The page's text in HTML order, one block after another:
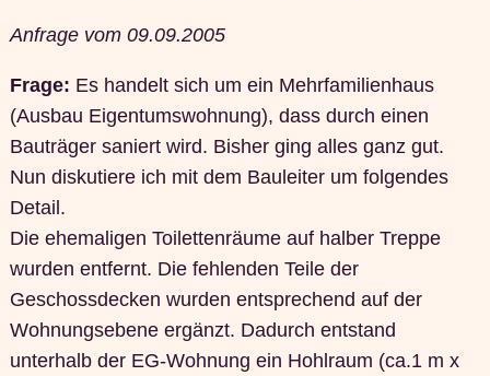
Anfrage vom 09.09.2005
Frage: Es handelt sich um ein Mehrfamilienhaus
(Ausbau Eigentumswohnung), dass durch einen
Bauträger saniert wird. Bisher ging alles ganz gut.
Nun diskutiere ich mit dem Bauleiter um folgendes
Detail.
Die ehemaligen Toilettenräume auf halber Treppe
wurden entfernt. Die fehlenden Teile der
Geschossdecken wurden entsprechend auf der
Wohnungsebene ergänzt. Dadurch entstand
unterhalb der EG-Wohnung ein Hohlraum (ca.1 m x